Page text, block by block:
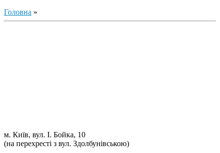
Головна »
м. Київ, вул. І. Бойка, 10
(на перехресті з вул. Здолбунівською)